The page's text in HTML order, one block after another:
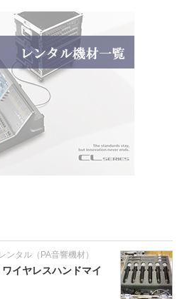
ンタル（PA音響機材）
イヤレスハンドマイ